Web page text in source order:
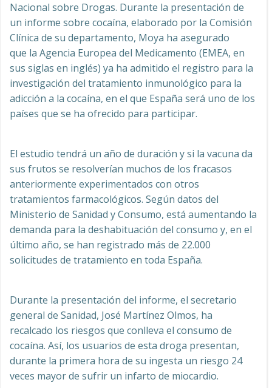
Nacional sobre Drogas. Durante la presentación de
un informe sobre cocaína, elaborado por la Comisión
Clínica de su departamento, Moya ha asegurado
que la Agencia Europea del Medicamento (EMEA, en
sus siglas en inglés) ya ha admitido el registro para la
investigación del tratamiento inmunológico para la
adicción a la cocaína, en el que España será uno de los
países que se ha ofrecido para participar.
El estudio tendrá un año de duración y si la vacuna da
sus frutos se resolverían muchos de los fracasos
anteriormente experimentados con otros
tratamientos farmacológicos. Según datos del
Ministerio de Sanidad y Consumo, está aumentando la
demanda para la deshabituación del consumo y, en el
último año, se han registrado más de 22.000
solicitudes de tratamiento en toda España.
Durante la presentación del informe, el secretario
general de Sanidad, José Martínez Olmos, ha
recalcado los riesgos que conlleva el consumo de
cocaína. Así, los usuarios de esta droga presentan,
durante la primera hora de su ingesta un riesgo 24
veces mayor de sufrir un infarto de miocardio.